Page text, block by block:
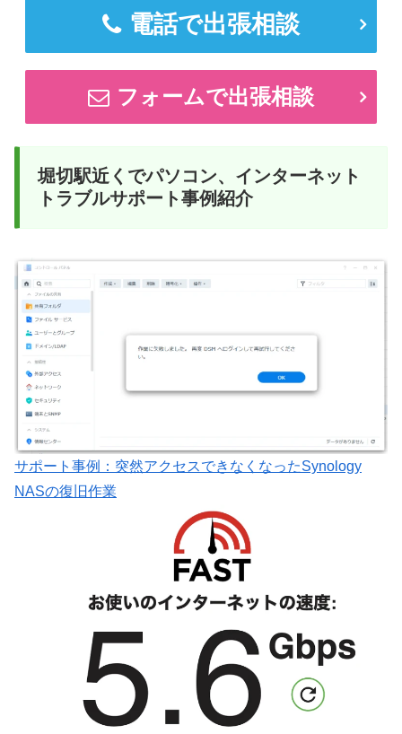
電話で出張相談
フォームで出張相談
堀切駅近くでパソコン、インターネット
トラブルサポート事例紹介
サポート事例：突然アクセスできなくなったSynology
NASの復旧作業